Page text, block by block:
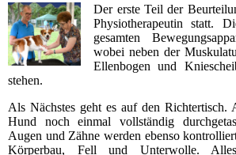
Der erste Teil der
Physiotherapeutin statt.
gesamten
wobei neben der
Ellenbogen und
stehen.
Als Nächstes geht es auf den
Hund noch einmal vollständig
Augen und Zähne werden ebenso
Körperbau, Fell und Unterwolle.